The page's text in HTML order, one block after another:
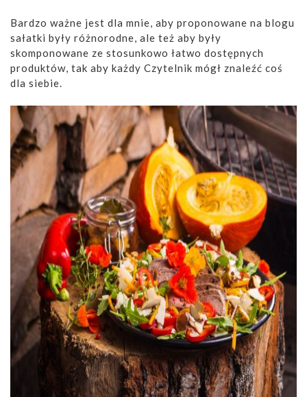
Bardzo ważne jest dla mnie, aby proponowane na blogu
sałatki były różnorodne, ale też aby były
skomponowane ze stosunkowo łatwo dostępnych
produktów, tak aby każdy Czytelnik mógł znaleźć coś
dla siebie.